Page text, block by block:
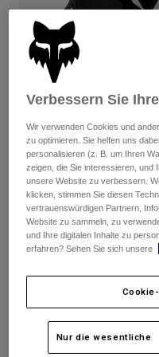
Hosen
Handschuhe
Protektoren
Brillen
Zubehör
Ersatzteile
Hosen
Handschuhe
Jacken
Protektoren
Brillen
Socken
Taschen &
Spare parts
Hemden
Alle anzeigen
T-Shirts & Tops
Hoodies und Pullover
Jacken
Hosen
Shirts
Alle anzeigen
Brillen
Socken
Alle anzeigen
Moto
Helme
Jerseys
Hosen
Bewertungen
Price reduced from
€ 209,99 to€ 125,99
Verbessern Sie
Wir verwenden Cookies und
zu optimieren. Sie helfen uns
personalisieren (z. B. um Ihren
zeigen, die Sie interessieren, und
unsere Website zu verbessern.
klicken, stimmen Sie diesen
vertrauenswürdigen Partnern,
Website zu sammeln, zu
und Ihre digitalen Inhalte zu
erfahren? Sehen Sie sich unsere
Nur die wesentliche